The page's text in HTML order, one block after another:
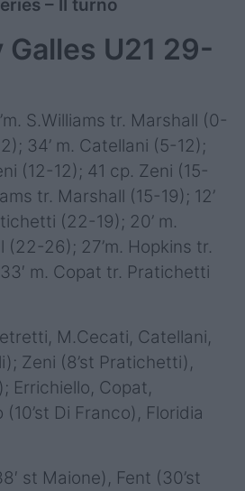
– II turno
Galles U21 29-
S.Williams tr. Marshall (0-
34’ m. Catellani (5-12);
(12-12); 41 cp. Zeni (15-
tr. Marshall (15-19); 12’
(22-19); 20’ m.
(22-26); 27’m. Hopkins tr.
m. Copat tr. Pratichetti
M.Cecati, Catellani,
Zeni (8’st Pratichetti),
Errichiello, Copat,
Di Franco), Floridia
st Maione), Fent (30’st